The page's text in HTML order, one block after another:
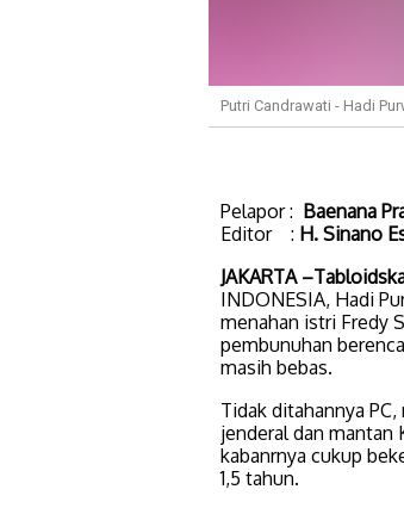
Putri Candrawati - Hadi
Pelapor : Baenana
Editor : H. Sinano
JAKARTA
INDONESIA, Hadi
menahan istri Fredy
pembunuhan
masih bebas.
Tidak ditahannya
jenderal dan mantan
kabanrnya cukup
1,5 tahun.